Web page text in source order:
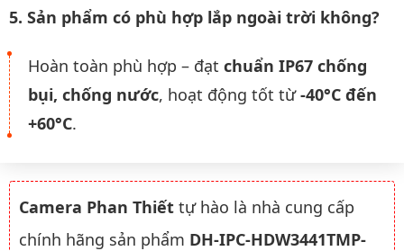
5. Sản phẩm có phù hợp lắp ngoài trời không?
Hoàn toàn phù hợp – đạt chuẩn IP67 chống
bụi, chống nước, hoạt động tốt từ-40°C đến
+60°C.
Camera Phan Thiết tự hào là nhà cung cấp
chính hãng sản phẩm DH-IPC-HDW3441TMP-